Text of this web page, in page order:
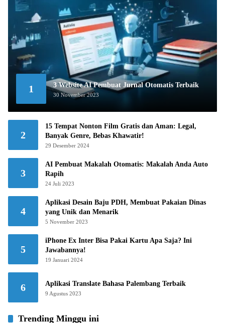
1 3 Website AI Pembuat Jurnal Otomatis Terbaik
30 November 2023
2
15 Tempat Nonton Film Gratis dan Aman: Legal,
Banyak Genre, Bebas Khawatir!
29 Desember 2024
3
AI Pembuat Makalah Otomatis: Makalah Anda Auto
Rapih
24 Juli 2023
4
Aplikasi Desain Baju PDH, Membuat Pakaian Dinas
yang Unik dan Menarik
5 November 2023
5
iPhone Ex Inter Bisa Pakai Kartu Apa Saja? Ini
Jawabannya!
19 Januari 2024
6 Aplikasi Translate Bahasa Palembang Terbaik
9 Agustus 2023
Trending Minggu ini